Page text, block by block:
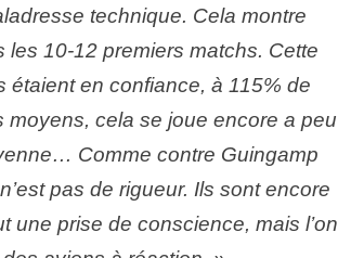
technique. Cela montre
les 10-12 premiers matchs. Cette
étaient en confiance, à 115% de
cela se joue encore a peu
Comme contre Guingamp
pas de rigueur. Ils sont encore
une prise de conscience, mais l’on